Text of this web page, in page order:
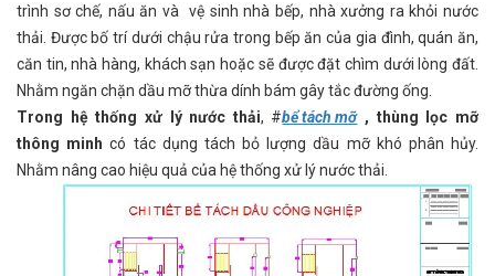
trình sơ chế, nấu ăn và vệ sinh nhà bếp, nhà xưởng ra khỏi nước
thải. Được bố trí dưới chậu rửa trong bếp ăn của gia đình, quán ăn,
căn tin, nhà hàng, khách sạn hoặc sẽ được đặt chìm dưới lòng đất.
Nhằm ngăn chặn dầu mỡ thừa dính bám gây tắc đường ống.
Trong hệ thống xử lý nước thải, #bể tách mỡ, thùng lọc mỡ
thông minhcó tác dụng tách bỏ lượng dầu mỡ khó phân hủy.
Nhằm nâng cao hiệu quả của hệ thống xử lý nước thải.